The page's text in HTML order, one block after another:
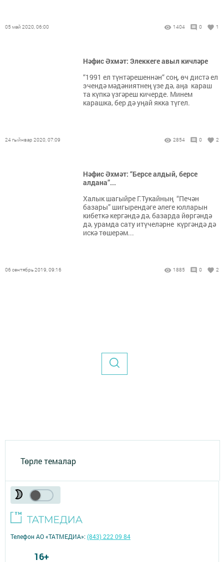
05 май 2020, 06:00 1404 0 1
Нәфис Әхмәт: Элеккеге авыл кичләре
“1991 ел түнтәрешеннән“ соң, өч дистә ел
эчендә мәдәниятнең үзе дә, аңа караш
та күпкә үзгәреш кичерде. Минем
карашка, бер дә уңай якка түгел.
24 гыйнвар 2020, 07:09 2854 0 2
Нәфис Әхмәт: “Берсе алдый, берсе
алдана”...
Халык шагыйре Г.Тукайның “Печән
базары” шигырендәге әлеге юлларын
кибеткә кергәндә дә, базарда йөргәндә
дә, урамда сату итүчеләрне күргәндә дә
искә төшерәм...
06 сентябрь 2019, 09:16 1885 0 2
Төрле темалар
Телефон АО «ТАТМЕДИА»:(843) 222 09 84
16+